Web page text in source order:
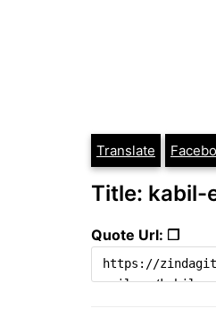
Translate
Title: kabil-
Quote Url: ❐